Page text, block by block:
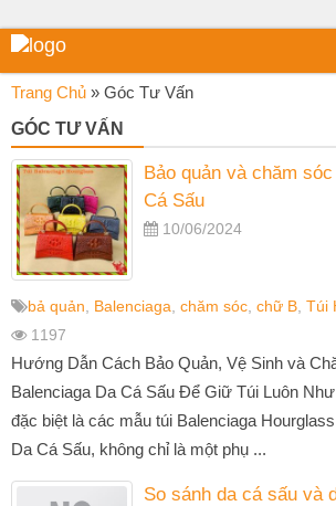
Trang Chủ » Góc Tư Vấn
GÓC TƯ VẤN
Bảo quản và chăm
Cá Sấu
10/06/2024
bả quản Balenciaga chăm sóc chữ B Túi
1197
Hướng Dẫn Cách Bảo Quản, Vệ Sinh và
Balenciaga Da Cá Sấu Để Giữ Túi Luôn
đặc biệt là các mẫu túi Balenciaga
Da Cá Sấu, không chỉ là một phụ ...
So sánh da cá sấu và